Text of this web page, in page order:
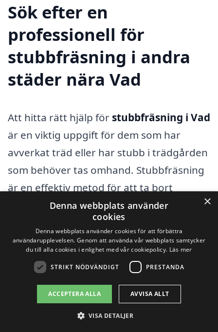
Sök efter en
professionell för
stubbfräsning i andra
städer nära Vad
Att hitta rätt hjälp för stubbfräsning i Vad
är en viktig uppgift för dem som har
avverkat träd eller har stubb i trädgården
som behöver tas omhand. Stubbfräsning
är en effektiv metod för att ta bort
stubbar från marken, vilket ger en renare
och mer användbar yta. Genom att
använda professionella tjänster kan du
vara säker på att jobbet blir gjort på rätt
sätt, och du kan få en rad erbjudanden
från olika företag i närområdet.
Förutom att titta på alternativ i Vad kan
×
Denna webbplats använder
cookies
Denna webbplats använder cookies för att förbättra
användarupplevelsen. Genom att använda vår webbplats samtycker
du till alla cookies i enlighet med vår cookiepolicy. Läs mer
STRIKT NÖDVÄNDIGT PRESTANDA
ACCEPTERA ALLA AVVISA ALLT
VISA DETALJER